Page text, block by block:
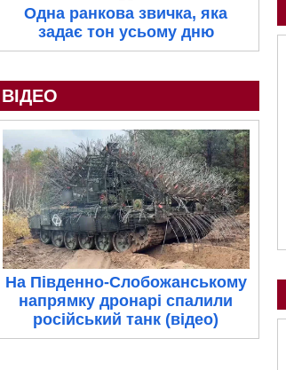
Одна ранкова звичка, яка
задає тон усьому дню
ВІДЕО
На Південно-Слобожанському
напрямку дронарі спалили
російський танк (відео)